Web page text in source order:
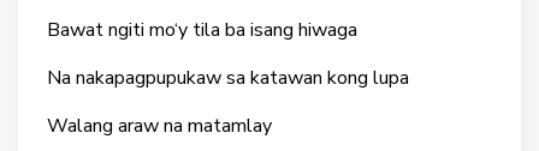
Bawat ngiti mo‘y tila ba isang hiwaga
Na nakapagpupukaw sa katawan kong lupa
Walang araw na matamlay